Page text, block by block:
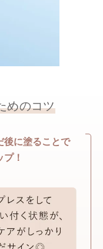
めのコツ
後に塗ることで
！